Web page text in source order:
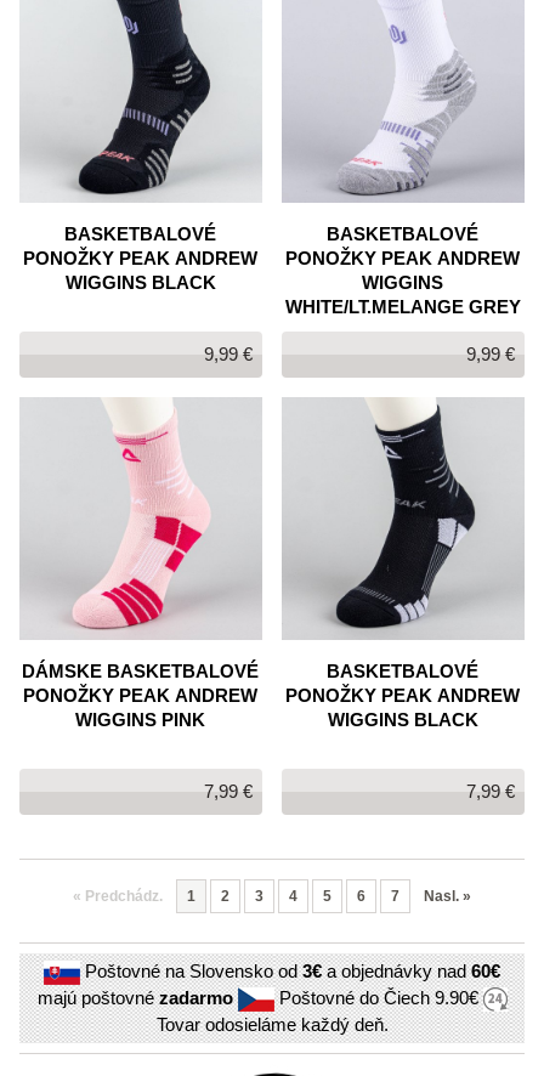
BASKETBALOVÉ
PONOŽKY PEAK ANDREW
WIGGINS BLACK
9,99 €
BASKETBALOVÉ
PONOŽKY PEAK ANDREW
WIGGINS
WHITE/LT.MELANGE GREY
9,99 €
DÁMSKE BASKETBALOVÉ
PONOŽKY PEAK ANDREW
WIGGINS PINK
7,99 €
BASKETBALOVÉ
PONOŽKY PEAK ANDREW
WIGGINS BLACK
7,99 €
« Predchádz. 1 2 3 4 5 6 7 Nasl. »
Poštovné na Slovensko od3€a objednávky nad60€
majú poštovnézadarmo Poštovné do Čiech9.90€
Tovar odosieláme každý deň.